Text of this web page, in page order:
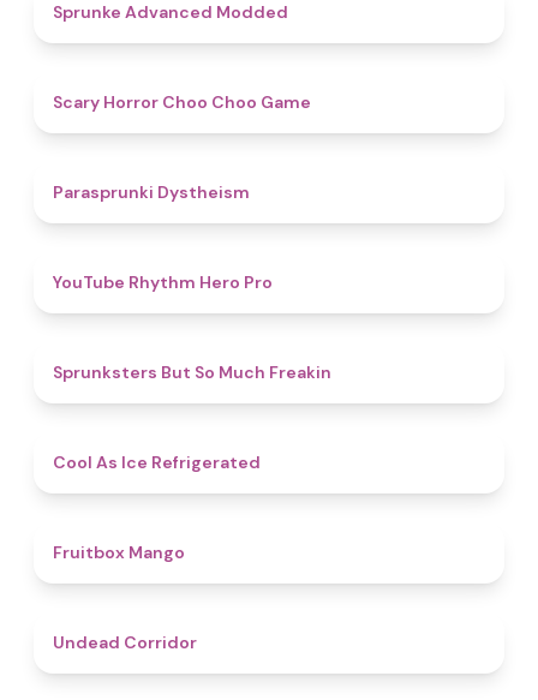
Sprunke Advanced Modded
Scary Horror Choo Choo Game
Parasprunki Dystheism
YouTube Rhythm Hero Pro
Sprunksters But So Much Freakin
Cool As Ice Refrigerated
Fruitbox Mango
Undead Corridor